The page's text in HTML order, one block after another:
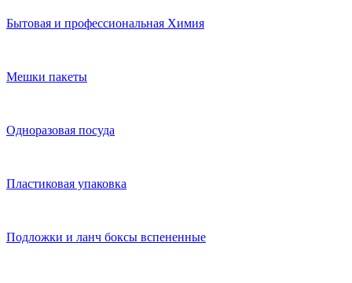
Бытовая и профессиональная Химия
Мешки пакеты
Одноразовая посуда
Пластиковая упаковка
Подложки и ланч боксы вспененные